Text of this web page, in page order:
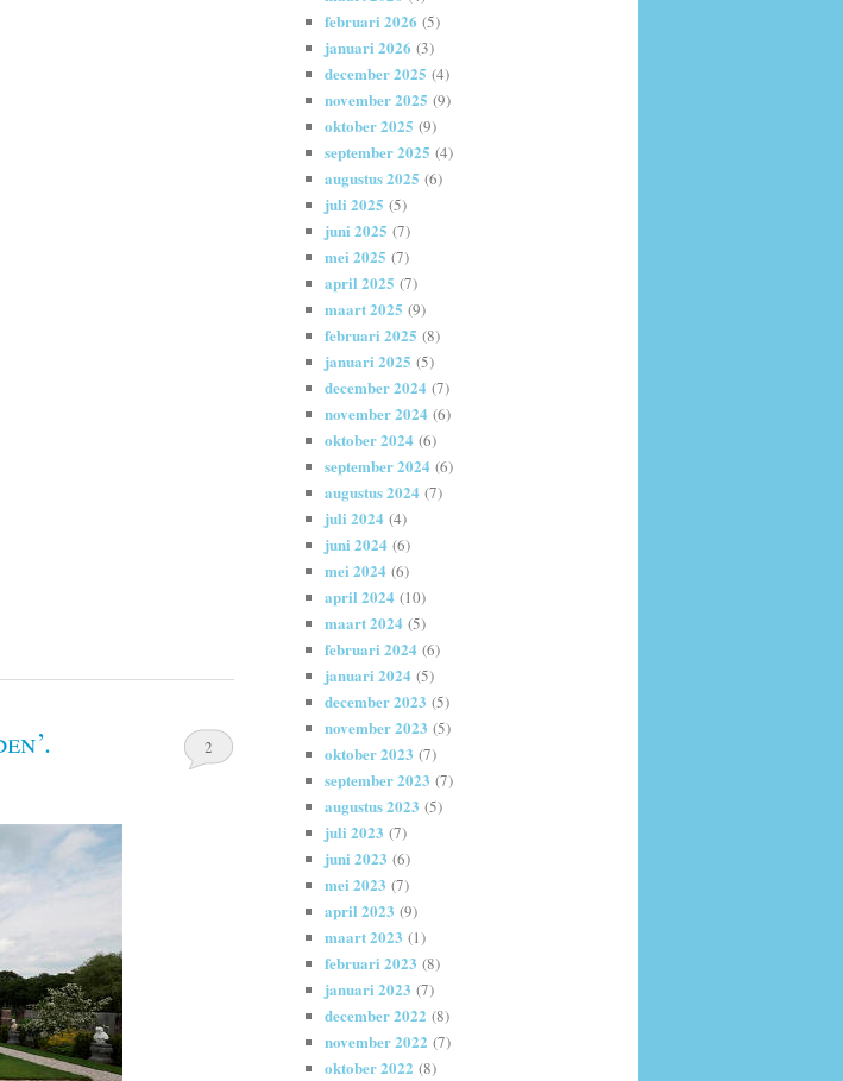
2
februari 2026 (5)
januari 2026 (3)
december 2025 (4)
november 2025 (9)
oktober 2025 (9)
september 2025 (4)
augustus 2025 (6)
juli 2025 (5)
juni 2025 (7)
mei 2025 (7)
april 2025 (7)
maart 2025 (9)
februari 2025 (8)
januari 2025 (5)
december 2024 (7)
november 2024 (6)
oktober 2024 (6)
september 2024 (6)
augustus 2024 (7)
juli 2024 (4)
juni 2024 (6)
mei 2024 (6)
april 2024 (10)
maart 2024 (5)
februari 2024 (6)
januari 2024 (5)
december 2023 (5)
november 2023 (5)
oktober 2023 (7)
september 2023 (7)
augustus 2023 (5)
juli 2023 (7)
juni 2023 (6)
mei 2023 (7)
april 2023 (9)
maart 2023 (1)
februari 2023 (8)
januari 2023 (7)
december 2022 (8)
november 2022 (7)
oktober 2022 (8)